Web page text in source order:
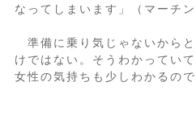
なってしまいます」（マーチン
準備に乗り気じゃないから
けではない。そうわかってい
女性の気持ちも少しわかるので